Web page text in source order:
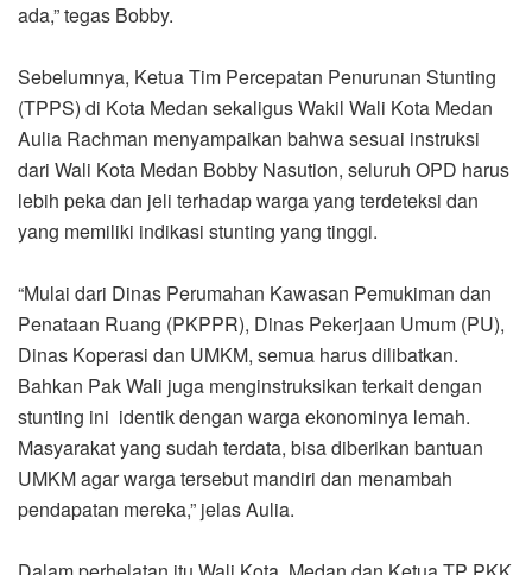
ada,” tegas Bobby.
Sebelumnya, Ketua Tim Percepatan Penurunan Stunting
(TPPS) di Kota Medan sekaligus Wakil Wali Kota Medan
Aulia Rachman menyampaikan bahwa sesuai instruksi
dari Wali Kota Medan Bobby Nasution, seluruh OPD harus
lebih peka dan jeli terhadap warga yang terdeteksi dan
yang memiliki indikasi stunting yang tinggi.
“Mulai dari Dinas Perumahan Kawasan Pemukiman dan
Penataan Ruang (PKPPR), Dinas Pekerjaan Umum (PU),
Dinas Koperasi dan UMKM, semua harus dilibatkan.
Bahkan Pak Wali juga menginstruksikan terkait dengan
stunting ini identik dengan warga ekonominya lemah.
Masyarakat yang sudah terdata, bisa diberikan bantuan
UMKM agar warga tersebut mandiri dan menambah
pendapatan mereka,” jelas Aulia.